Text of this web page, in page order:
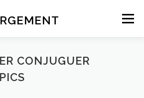
Menu
CONJUGUER